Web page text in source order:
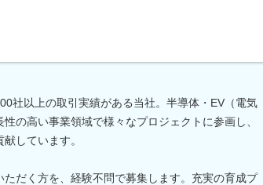
社以上の取引実績がある当社。半導体・EV（電気
の高い事業領域で様々なプロジェクトに参画し、
しています。
だく方を、経験不問で募集します。充実の育成プ